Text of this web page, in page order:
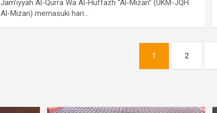
Jam’iyyah Al-Qurra Wa Al-Huffazh “Al-Mizan” (UKM-JQH
Al-Mizan) memasuki hari…
1 2